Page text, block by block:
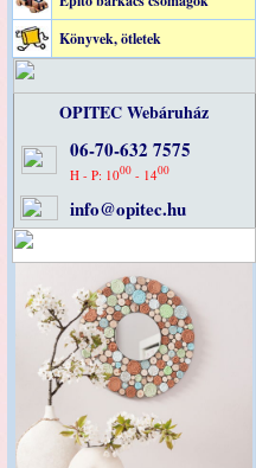
Könyvek, ötletek
OPITEC Webáruház
06-70-632 7575
H - P: 1000- 1400
info@opitec.hu